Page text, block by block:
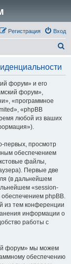
Вход
Регистрация
форум» и его
форум»,
«программное
«phpBB
любой из ваших
первых, просмотр
обеспечением
файлы,
Первые две
(в дальнейшем
«session-
phpBB.
из тем конференции
информации о
работы с
форум» мы можем
обеспечению